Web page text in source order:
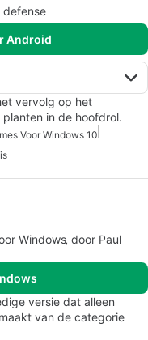
defense
Android
vervolg op het
in de hoofdrol.
Voor Windows 10
Windows‚ door Paul
versie dat alleen
van de categorie